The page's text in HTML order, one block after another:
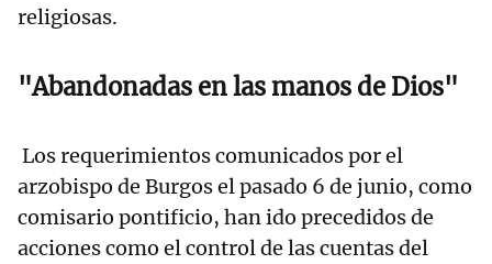
religiosas.
"Abandonadas en las manos de Dios"
Los requerimientos comunicados por el
arzobispo de Burgos el pasado 6 de junio, como
comisario pontificio, han ido precedidos de
acciones como el control de las cuentas del